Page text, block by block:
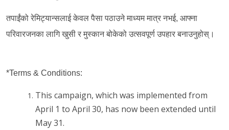
तपाईंको रेमिट्यान्सलाई केवल पैसा पठाउने माध्यम मात्र नभई, आफ्ना
परिवारजनका लागि खुसी र मुस्कान बोकेको उत्सवपूर्ण उपहार बनाउनुहोस्।
*Terms & Conditions:
This campaign, which was implemented from
April 1 to April 30, has now been extended until
May 31.